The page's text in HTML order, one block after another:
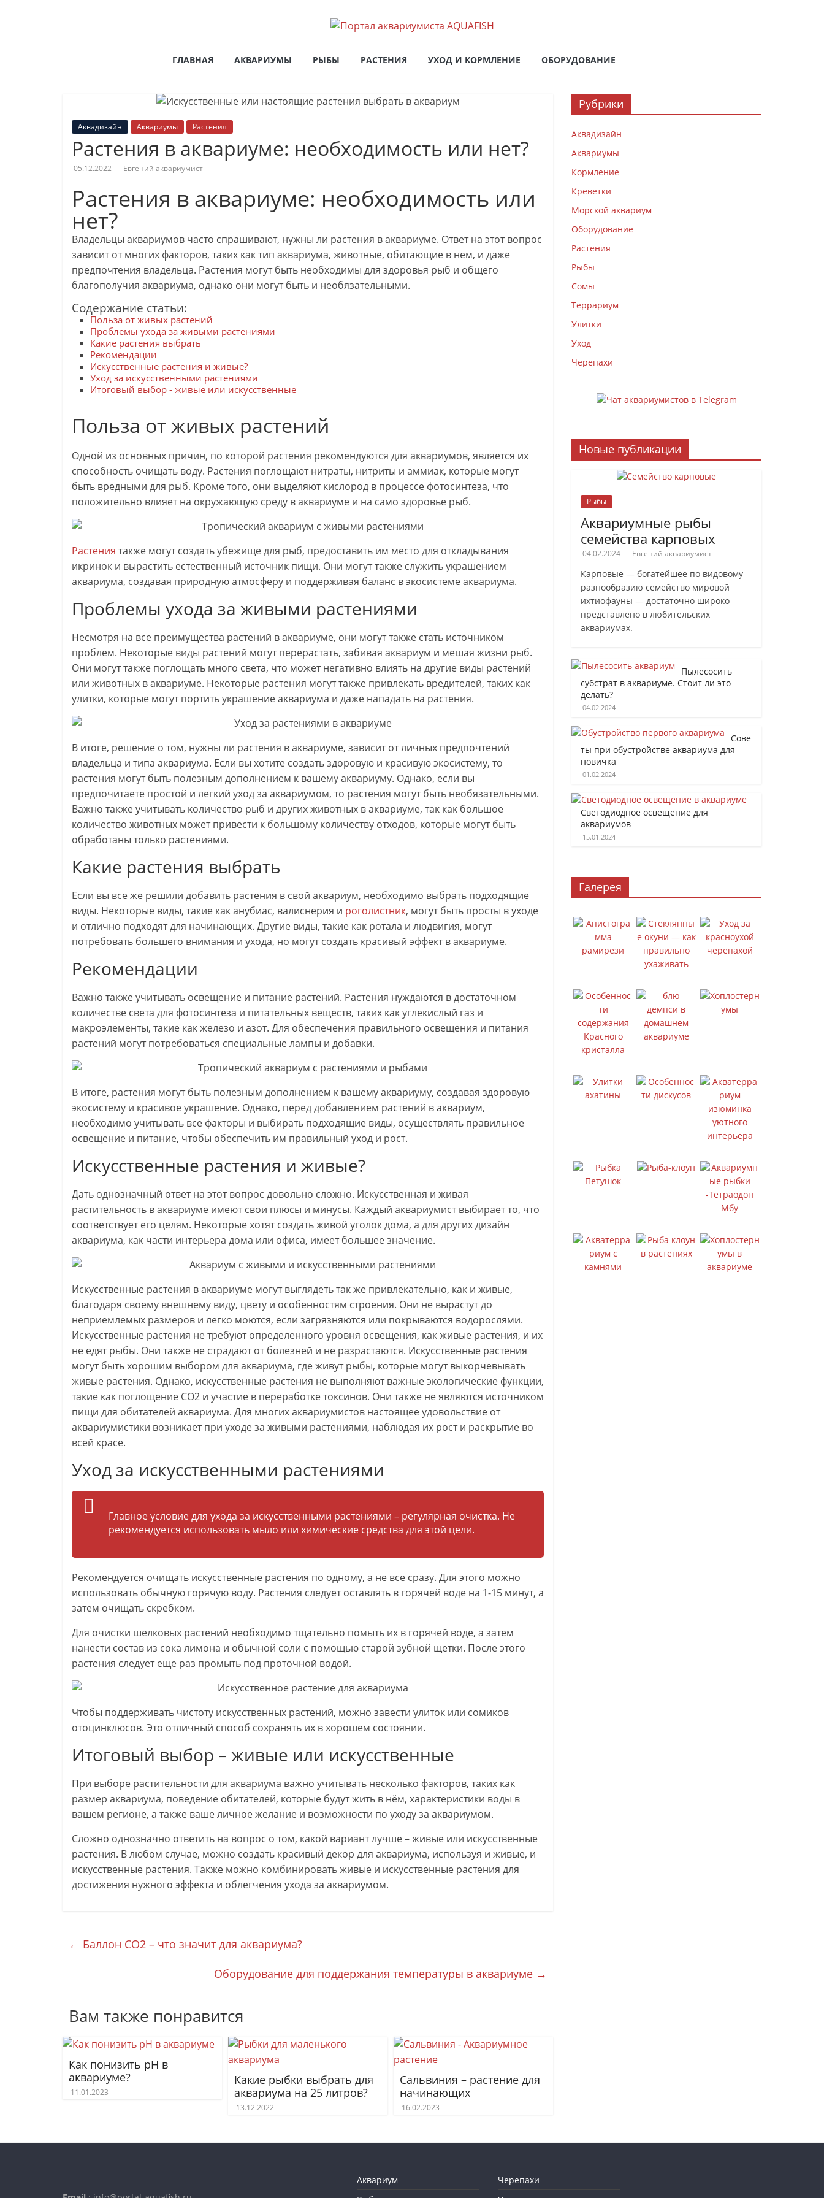
AQUAFISH
аквариумиста
AQUAFISH
ГЛАВНАЯ АКВАРИУМЫ РЫБЫ РАСТЕНИЯ УХОД И КОРМЛЕНИЕ ОБОРУДОВАНИЕ
Аквадизайн Аквариумы Растения
Растения в аквариуме: необходимость или нет?
05.12.2022 Евгений аквариумист
Растения в аквариуме: необходимость или
нет?
Владельцы аквариумов часто спрашивают, нужны ли растения в аквариуме. Ответ на этот вопрос
зависит от многих факторов, таких как тип аквариума, животные, обитающие в нем, и даже
предпочтения владельца. Растения могут быть необходимы для здоровья рыб и общего
благополучия аквариума, однако они могут быть и необязательными.
Содержание статьи:
Польза от живых растений
Проблемы ухода за живыми растениями
Какие растения выбрать
Рекомендации
Искусственные растения и живые?
Уход за искусственными растениями
Итоговый выбор - живые или искусственные
Польза от живых растений
Одной из основных причин, по которой растения рекомендуются для аквариумов, является их
способность очищать воду. Растения поглощают нитраты, нитриты и аммиак, которые могут
быть вредными для рыб. Кроме того, они выделяют кислород в процессе фотосинтеза, что
положительно влияет на окружающую среду в аквариуме и на само здоровье рыб.
Растения также могут создать убежище для рыб, предоставить им место для откладывания
икринок и вырастить естественный источник пищи. Они могут также служить украшением
аквариума, создавая природную атмосферу и поддерживая баланс в экосистеме аквариума.
Проблемы ухода за живыми растениями
Несмотря на все преимущества растений в аквариуме, они могут также стать источником
проблем. Некоторые виды растений могут перерастать, забивая аквариум и мешая жизни рыб.
Они могут также поглощать много света, что может негативно влиять на другие виды растений
или животных в аквариуме. Некоторые растения могут также привлекать вредителей, таких как
улитки, которые могут портить украшение аквариума и даже нападать на растения.
В итоге, решение о том, нужны ли растения в аквариуме, зависит от личных предпочтений
владельца и типа аквариума. Если вы хотите создать здоровую и красивую экосистему, то
растения могут быть полезным дополнением к вашему аквариуму. Однако, если вы
предпочитаете простой и легкий уход за аквариумом, то растения могут быть необязательными.
Важно также учитывать количество рыб и других животных в аквариуме, так как большое
количество животных может привести к большому количеству отходов, которые могут быть
обработаны только растениями.
Какие растения выбрать
Если вы все же решили добавить растения в свой аквариум, необходимо выбрать подходящие
виды. Некоторые виды, такие как анубиас, валиснерия и роголистник, могут быть просты в уходе
и отлично подходят для начинающих. Другие виды, такие как ротала и людвигия, могут
потребовать большего внимания и ухода, но могут создать красивый эффект в аквариуме.
Рекомендации
Важно также учитывать освещение и питание растений. Растения нуждаются в достаточном
количестве света для фотосинтеза и питательных веществ, таких как углекислый газ и
макроэлементы, такие как железо и азот. Для обеспечения правильного освещения и питания
растений могут потребоваться специальные лампы и добавки.
В итоге, растения могут быть полезным дополнением к вашему аквариуму, создавая здоровую
экосистему и красивое украшение. Однако, перед добавлением растений в аквариум,
необходимо учитывать все факторы и выбирать подходящие виды, осуществлять правильное
освещение и питание, чтобы обеспечить им правильный уход и рост.
Искусственные растения и живые?
Дать однозначный ответ на этот вопрос довольно сложно. Искусственная и живая
растительность в аквариуме имеют свои плюсы и минусы. Каждый аквариумист выбирает то, что
соответствует его целям. Некоторые хотят создать живой уголок дома, а для других дизайн
аквариума, как части интерьера дома или офиса, имеет большее значение.
Искусственные растения в аквариуме могут выглядеть так же привлекательно, как и живые,
благодаря своему внешнему виду, цвету и особенностям строения. Они не вырастут до
неприемлемых размеров и легко моются, если загрязняются или покрываются водорослями.
Искусственные растения не требуют определенного уровня освещения, как живые растения, и их
не едят рыбы. Они также не страдают от болезней и не разрастаются. Искусственные растения
могут быть хорошим выбором для аквариума, где живут рыбы, которые могут выкорчевывать
живые растения. Однако, искусственные растения не выполняют важные экологические функции,
такие как поглощение СО2 и участие в переработке токсинов. Они также не являются источником
пищи для обитателей аквариума. Для многих аквариумистов настоящее удовольствие от
аквариумистики возникает при уходе за живыми растениями, наблюдая их рост и раскрытие во
всей красе.
Уход за искусственными растениями
Главное условие для ухода за искусственными растениями – регулярная очистка. Не
рекомендуется использовать мыло или химические средства для этой цели.
Рекомендуется очищать искусственные растения по одному, а не все сразу. Для этого можно
использовать обычную горячую воду. Растения следует оставлять в горячей воде на 1-15 минут, а
затем очищать скребком.
Для очистки шелковых растений необходимо тщательно помыть их в горячей воде, а затем
нанести состав из сока лимона и обычной соли с помощью старой зубной щетки. После этого
растения следует еще раз промыть под проточной водой.
Чтобы поддерживать чистоту искусственных растений, можно завести улиток или сомиков
отоцинклюсов. Это отличный способ сохранять их в хорошем состоянии.
Итоговый выбор – живые или искусственные
При выборе растительности для аквариума важно учитывать несколько факторов, таких как
размер аквариума, поведение обитателей, которые будут жить в нём, характеристики воды в
вашем регионе, а также ваше личное желание и возможности по уходу за аквариумом.
Сложно однозначно ответить на вопрос о том, какой вариант лучше – живые или искусственные
растения. В любом случае, можно создать красивый декор для аквариума, используя и живые, и
искусственные растения. Также можно комбинировать живые и искусственные растения для
достижения нужного эффекта и облегчения ухода за аквариумом.
← Баллон CO2 – что значит для аквариума?
Оборудование для поддержания температуры в аквариуме →
Вам также понравится
Как понизить pH в
аквариуме?
11.01.2023
Какие рыбки выбрать для
аквариума на 25 литров?
13.12.2022
Сальвиния – растение для
начинающих
16.02.2023
Рубрики
Аквадизайн
Аквариумы
Кормление
Креветки
Морской аквариум
Оборудование
Растения
Рыбы
Сомы
Террариум
Улитки
Уход
Черепахи
Новые публикации
Рыбы
Аквариумные рыбы
семейства карповых
04.02.2024 Евгений аквариумист
Карповые — богатейшее по видовому
разнообразию семейство мировой
ихтиофауны — достаточно широко
представлено в любительских
аквариумах.
Пылесосить
субстрат в аквариуме. Стоит ли это
делать?
04.02.2024
Сове
ты при обустройстве аквариума для
новичка
01.02.2024
Светодиодное освещение для
аквариумов
15.01.2024
Галерея
Аквариум
Черепахи